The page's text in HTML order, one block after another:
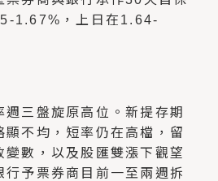
1.67%，上日在1.64-
週三盤旋原高位。新提存期
顯不均，短率仍在高檔，留
變數，以及股匯雙漲下觀望
行予票券商目前一至兩週拆